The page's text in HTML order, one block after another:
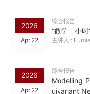
2026
Apr 22
综合报告
“数学一小
主讲人 :
2026
Apr 22
综合报告
Modelling
uivariant